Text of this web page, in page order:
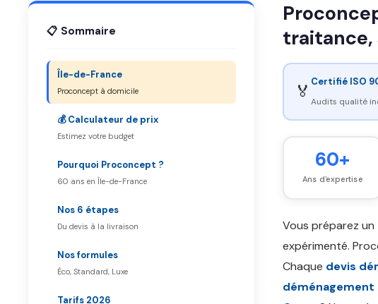
📋 Sommaire
Île-de-France
Proconcept à domicile
💰 Calculateur de prix
Estimez votre budget
Pourquoi Proconcept ?
60 ans en Île-de-France
Nos 6 étapes
Du devis à la livraison
Nos formules
Éco, Standard, Luxe
Tarifs 2026
traitance,
🏅 Certifié ISO
Audits qualité
60+
Ans d'expertise
Vous préparez un
expérimenté.
Chaque devis
déménagement